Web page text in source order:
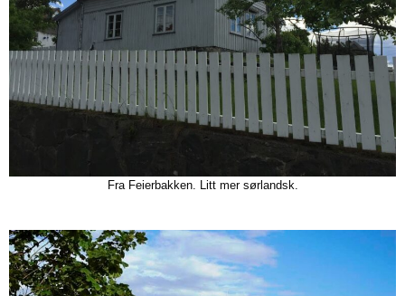
Fra Feierbakken. Litt mer sørlandsk.